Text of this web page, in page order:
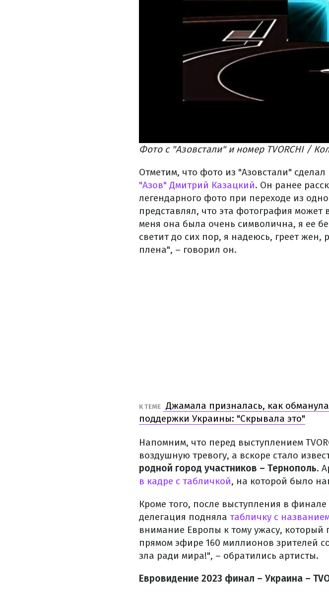
Фото с "Азовстали" и номер TVORCHI /
Отметим, что фото из "Азовстали"
"Азов" Дмитрий Казацкий. Он ранее
легендарного фото при переходе из
представлял, что эта фотография может
меня она была очень символична, я ее
светит до сих пор, я надеюсь, греет жен,
плена", – говорил он.
К ТЕМЕ
Джамала призналась, как
поддержки Украины: "Скрывала это"
Напомним, что перед выступлением
воздушную тревогу, а вскоре стало
родной город участников – Тернополь.
в кадре с табличкой, на которой было
Кроме того, после выступления в финале
делегация подняла табличку с
внимание Европы к тому ужасу, который
прямом эфире 160 миллионов зрителей
зла ради мира!", – обратились артисты.
Евровидение 2023 финал – Украина –